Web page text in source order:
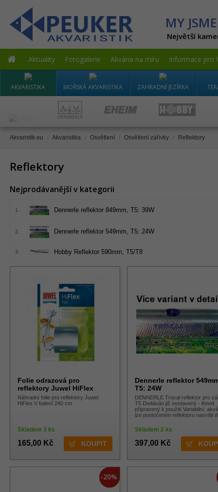
MY
Největší
Aktuality Fotogalerie Akvária na míru Informace pro
AKVARISTIKA MOŘSKÁ AKVARISTIKA ZAHRADNÍ JEZÍRKA
Akvaristik.eu / Akvaristika / Osvětlení / Osvětlení zářivky / Reflektory
Reflektory
Nejprodávanější v kategorii
1. Dennerle reflektor 849mm, T5: 39W
2. Dennerle reflektor 549mm, T5: 24W
3. Hobby Reflektor 590mm, T5/T8
Folie odrazová pro
reflektory Juwel HiFlex
Náhradní folie pro reflektory Juwel
HiFlex V balení 240 cm
Skladem 3 ks
165,00 Kč
Dennerle reflektor
T5: 24W
DENNERLE Trocal reflektor pro
T5 Dodáván již sestavený - ihned
připravený k použití Variabilní:
lze pootočením reflektoru nasvítit
Skladem 2 ks
397,00 Kč
-20%